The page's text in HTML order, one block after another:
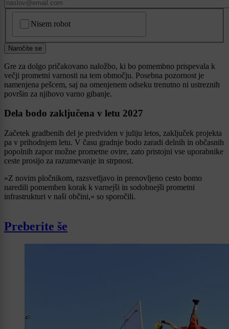
Nisem robot
Naročite se
Gre za dolgo pričakovano naložbo, ki bo pomembno prispevala k
večji prometni varnosti na tem območju. Posebna pozornost je
namenjena pešcem, saj na omenjenem odseku trenutno ni ustreznih
površin za njihovo varno gibanje.
Dela bodo zaključena v letu 2027
Začetek gradbenih del je predviden v juliju letos, zaključek projekta
pa v prihodnjem letu. V času gradnje bodo zaradi delnih in občasnih
popolnih zapor možne prometne ovire, zato pristojni vse uporabnike
ceste prosijo za razumevanje in strpnost.
»Z novim pločnikom, razsvetljavo in prenovljeno cesto bomo
naredili pomemben korak k varnejši in sodobnejši prometni
infrastrukturi v naši občini,« so sporočili.
Preberite še